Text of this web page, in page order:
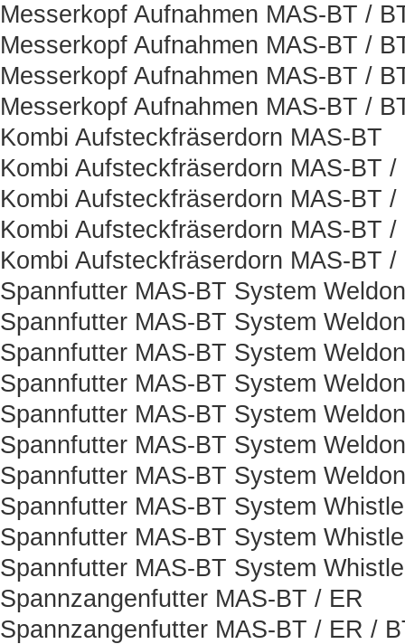
Messerkopf Aufnahmen MAS-BT /
Messerkopf Aufnahmen MAS-BT /
Messerkopf Aufnahmen MAS-BT /
Messerkopf Aufnahmen MAS-BT /
Kombi Aufsteckfräserdorn MAS-BT
Kombi Aufsteckfräserdorn MAS-BT /
Kombi Aufsteckfräserdorn MAS-BT /
Kombi Aufsteckfräserdorn MAS-BT /
Kombi Aufsteckfräserdorn MAS-BT /
Spannfutter MAS-BT System Weldon
Spannfutter MAS-BT System
Spannfutter MAS-BT System
Spannfutter MAS-BT System
Spannfutter MAS-BT System
Spannfutter MAS-BT System
Spannfutter MAS-BT System
Spannfutter MAS-BT System
Spannfutter MAS-BT System
Spannfutter MAS-BT System
Spannzangenfutter MAS-BT / ER
Spannzangenfutter MAS-BT / ER /